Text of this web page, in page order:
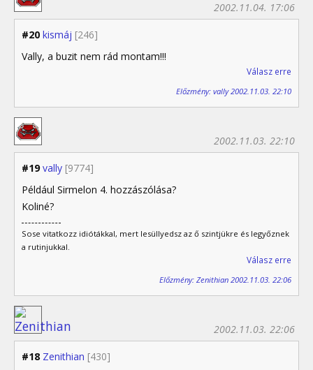
#20 kismáj [246]
2002.11.04. 17:06
Vally, a buzit nem rád montam!!!
Válasz erre
Előzmény: vally 2002.11.03. 22:10
#19 vally [9774]
2002.11.03. 22:10
Például Sirmelon 4. hozzászólása?
Koliné?
Sose vitatkozz idiótákkal, mert lesüllyedsz az ő szintjükre és legyőznek
a rutinjukkal.
Válasz erre
Előzmény: Zenithian 2002.11.03. 22:06
#18 Zenithian [430]
2002.11.03. 22:06